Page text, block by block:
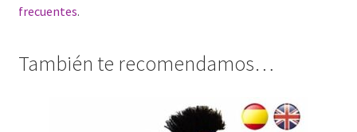
frecuentes.
También te recomendamos…